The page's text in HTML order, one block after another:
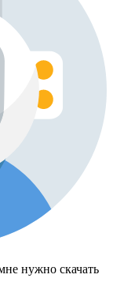
нужно скачать